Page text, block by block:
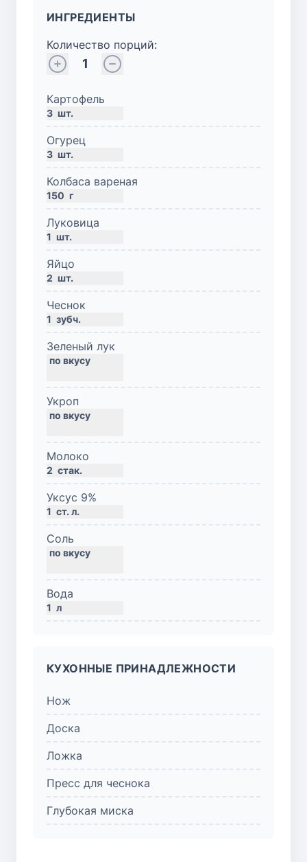
ИНГРЕДИЕНТЫ
Количество порций:
1
Картофель
3 шт.
Огурец
3 шт.
Колбаса вареная
150 г
Луковица
1 шт.
Яйцо
2 шт.
Чеснок
1 зубч.
Зеленый лук
Укроп
Молоко
2 стак.
Уксус 9%
1 ст. л.
Соль
Вода
1 л
КУХОННЫЕ ПРИНАДЛЕЖНОСТИ
Нож
Доска
Ложка
Пресс для чеснока
Глубокая миска